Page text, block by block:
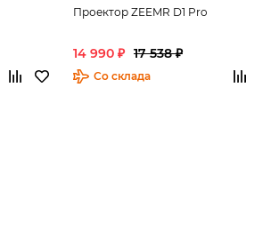
Проектор ZEEMR D1 Pro
14 990 ₽ 17 538 ₽
Со склада